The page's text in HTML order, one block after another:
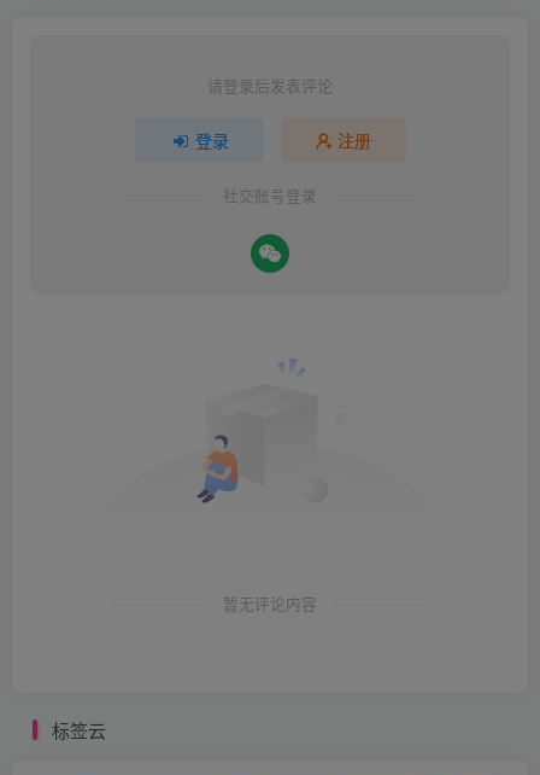
请登录后发表评论
登录 注册
社交账号登录
暂无评论内容
标签云